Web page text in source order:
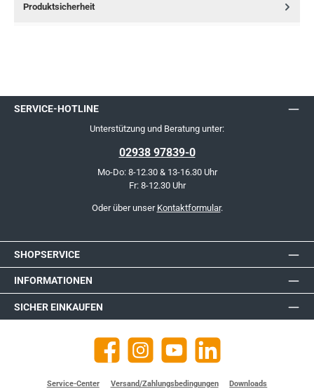
Produktsicherheit
SERVICE-HOTLINE
Unterstützung und Beratung unter:
02938 97839-0
Mo-Do: 8-12.30 & 13-16.30 Uhr
Fr: 8-12.30 Uhr
Oder über unser Kontaktformular.
SHOPSERVICE
INFORMATIONEN
SICHER EINKAUFEN
Facebook Instagram YouTube https://de.linkedin.com/company/
Service-Center Versand/Zahlungsbedingungen Downloads